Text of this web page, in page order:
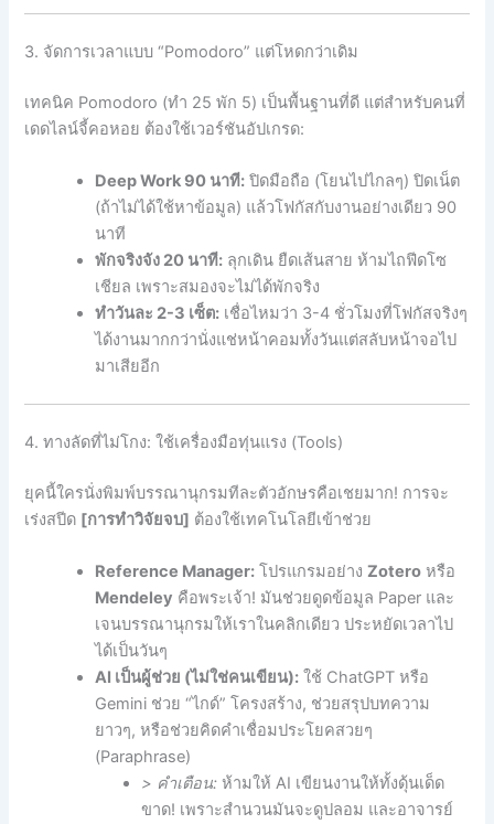
3. จัดการเวลาแบบ “Pomodoro” แต่โหดกว่าเดิม
เทคนิค Pomodoro (ทำ 25 พัก 5) เป็นพื้นฐานที่ดี แต่สำหรับคนที่
เดดไลน์จี้คอหอย ต้องใช้เวอร์ชันอัปเกรด:
Deep Work 90 นาที: ปิดมือถือ (โยนไปไกลๆ) ปิดเน็ต
(ถ้าไม่ได้ใช้หาข้อมูล) แล้วโฟกัสกับงานอย่างเดียว 90
นาที
พักจริงจัง 20 นาที: ลุกเดิน ยืดเส้นสาย ห้ามไถฟีดโซ
เชียล เพราะสมองจะไม่ได้พักจริง
ทำวันละ 2-3 เซ็ต: เชื่อไหมว่า 3-4 ชั่วโมงที่โฟกัสจริงๆ
ได้งานมากกว่านั่งแช่หน้าคอมทั้งวันแต่สลับหน้าจอไป
มาเสียอีก
4. ทางลัดที่ไม่โกง: ใช้เครื่องมือทุ่นแรง (Tools)
ยุคนี้ใครนั่งพิมพ์บรรณานุกรมทีละตัวอักษรคือเชยมาก! การจะ
เร่งสปีด [การทำวิจัยจบ] ต้องใช้เทคโนโลยีเข้าช่วย
Reference Manager: โปรแกรมอย่างZotero หรือ
Mendeley คือพระเจ้า! มันช่วยดูดข้อมูล Paper และ
เจนบรรณานุกรมให้เราในคลิกเดียว ประหยัดเวลาไป
ได้เป็นวันๆ
AI เป็นผู้ช่วย (ไม่ใช่คนเขียน): ใช้ ChatGPT หรือ
Gemini ช่วย “ไกด์” โครงสร้าง, ช่วยสรุปบทความ
ยาวๆ, หรือช่วยคิดคำเชื่อมประโยคสวยๆ
(Paraphrase)
> คำเตือน: ห้ามให้ AI เขียนงานให้ทั้งดุ้นเด็ด
ขาด! เพราะสำนวนมันจะดูปลอม และอาจารย์